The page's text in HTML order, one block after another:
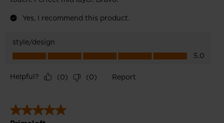
We
recommend
the
version
United